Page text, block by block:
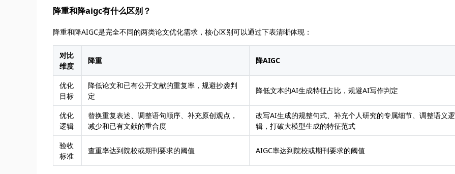
降重和降aigc有什么区别？
降重和降AIGC是完全不同的两类论文优化需求，核心区别可以通过下表清晰体现：
对比
维度
降重 降AIGC
优化
目标
降低论文和已有公开文献的重复率，规避抄袭判
定
降低文本的AI生成特征占比，规避AI写作判定
优化
逻辑
替换重复表述、调整语句顺序、补充原创观点，
减少和已有文献的重合度
改写AI生成的规整句式、补充个人研究的专属细节、调整语义逻
辑，打破大模型生成的特征范式
验收
标准
查重率达到院校或期刊要求的阈值 AIGC率达到院校或期刊要求的阈值